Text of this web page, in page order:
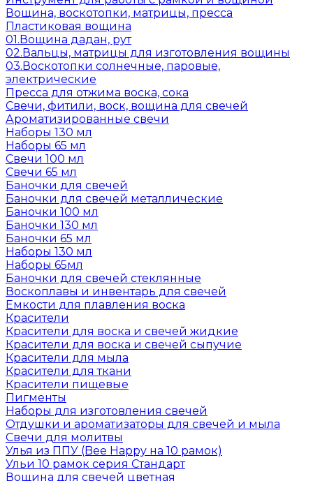
Вощина, воскотопки, матрицы, пресса
Пластиковая вощина
01.Вощина дадан, рут
02.Вальцы, матрицы для изготовления вощины
03.Воскотопки солнечные, паровые,
электрические
Пресса для отжима воска, сока
Свечи, фитили, воск, вощина для свечей
Ароматизированные свечи
Наборы 130 мл
Наборы 65 мл
Свечи 100 мл
Свечи 65 мл
Баночки для свечей
Баночки для свечей металлические
Баночки 100 мл
Баночки 130 мл
Баночки 65 мл
Наборы 130 мл
Наборы 65мл
Баночки для свечей стеклянные
Воскоплавы и инвентарь для свечей
Емкости для плавления воска
Красители
Красители для воска и свечей жидкие
Красители для воска и свечей сыпучие
Красители для мыла
Красители для ткани
Красители пищевые
Пигменты
Наборы для изготовления свечей
Отдушки и ароматизаторы для свечей и мыла
Свечи для молитвы
Улья из ППУ (Bee Happy на 10 рамок)
Ульи 10 рамок серия Стандарт
Вощина для свечей цветная